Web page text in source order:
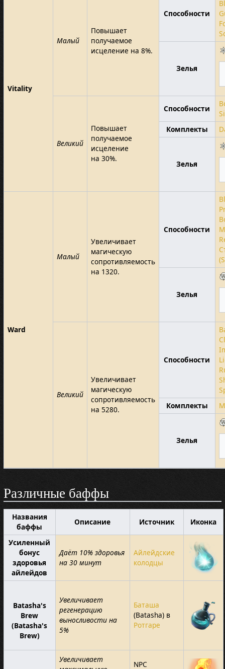
Vitality
Малый
Повышает
получаемое
исцеление на 8%.
Способности
Зелья
Великий
Повышает
получаемое
исцеление
на 30%.
Способности
Комплекты
Зелья
Ward
Малый
Увеличивает
магическую
сопротивляемость
на 1320.
Способности
Зелья
Великий
Увеличивает
магическую
сопротивляемость
на 5280.
Способности
Комплекты
Зелья
Различные баффы
Названия
баффы
Описание Источник Иконка
Усиленный
бонус
здоровья
айлейдов
Даёт 10% здоровья
на 30 минут
Айлейдские
колодцы
Batasha's
Brew
(Batasha's
Brew)
Увеличивает
регенерацию
выносливости на
5%
Баташа
(Batasha) в
Ротгаре
Увеличивает
NPC